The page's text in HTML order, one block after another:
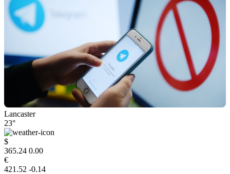
Lancaster
23°
$
365.24 0.00
€
421.52 -0.14